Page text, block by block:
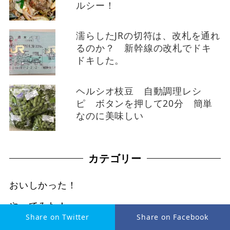
ルシー！
濡らしたJRの切符は、改札を通れ
るのか？ 新幹線の改札でドキ
ドキした。
ヘルシオ枝豆 自動調理レシ
ピ ボタンを押して20分 簡単
なのに美味しい
カテゴリー
おいしかった！
やってみた！
Share on Twitter Share on Facebook